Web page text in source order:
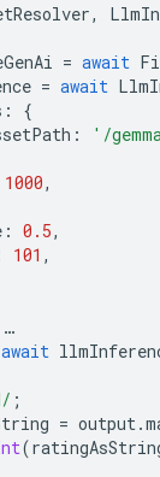
,
= await
= await
:
{
: '/
1000,
: 0.5,
101 ,
…
await
;
= output .
(